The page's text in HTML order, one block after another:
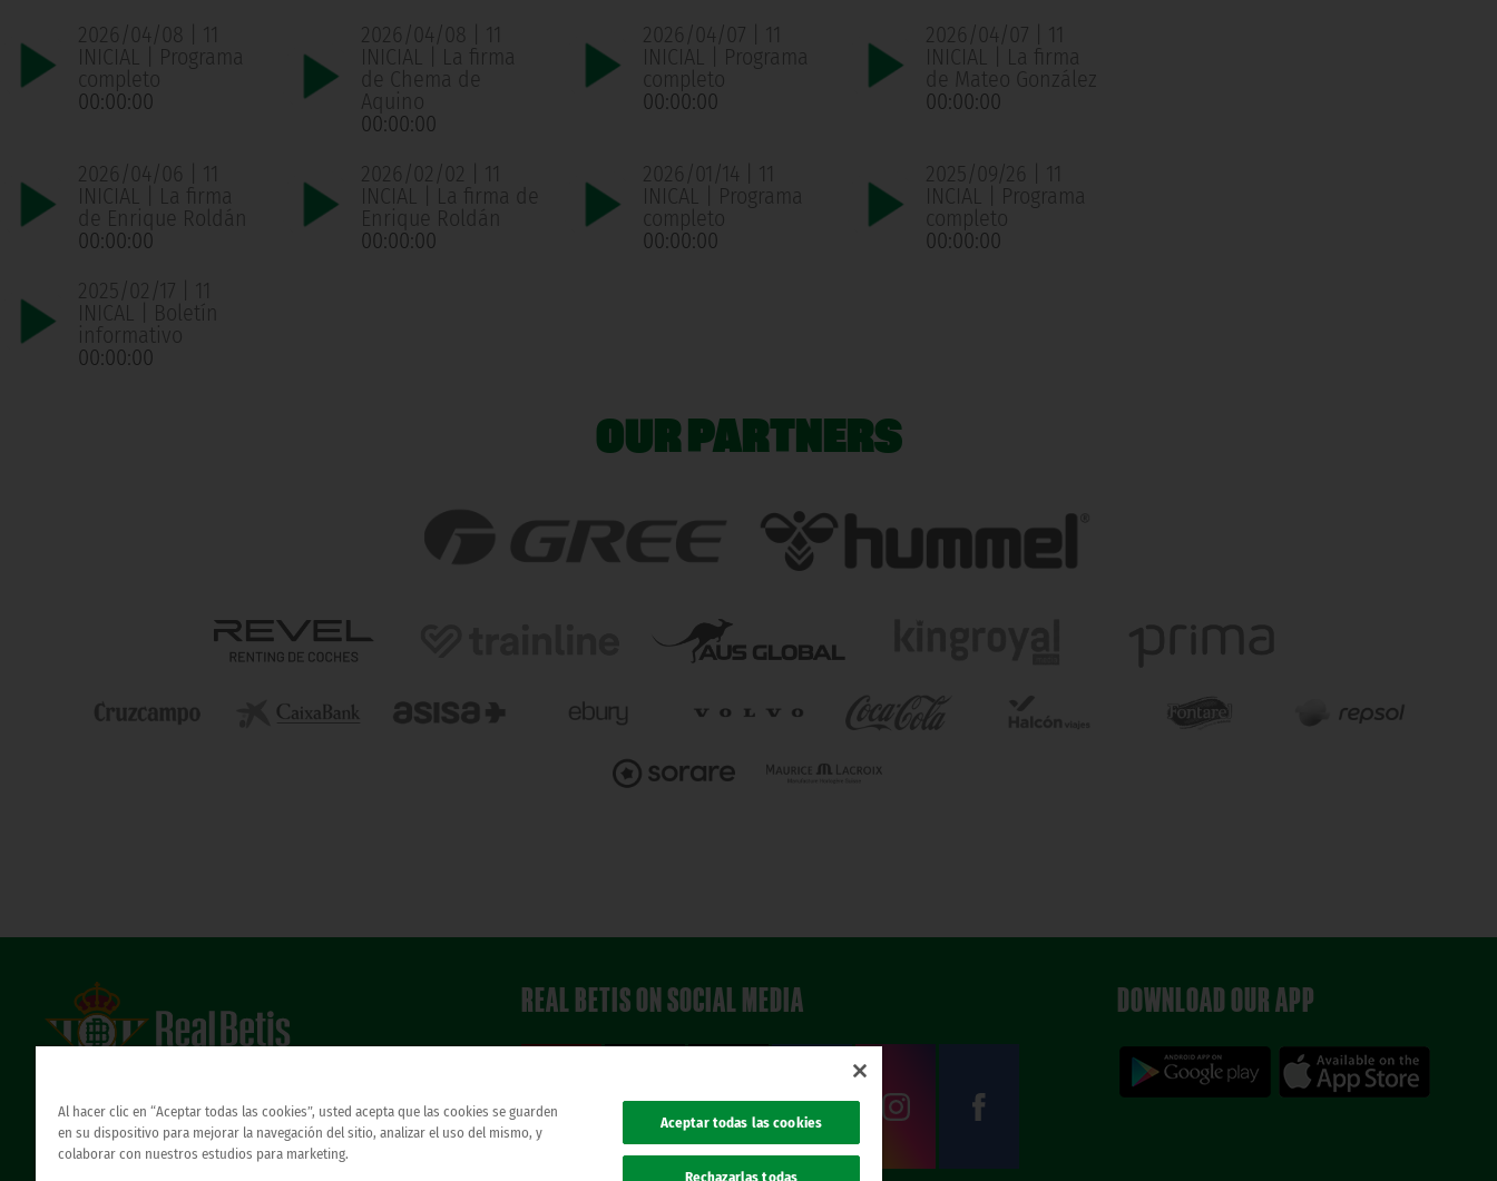
2026/04/08 | 11
INICIAL | Programa
completo
00:00:00
2026/04/08 | 11
INICIAL | La firma
de Chema de
Aquino
00:00:00
2026/04/07 | 11
INICIAL | Programa
completo
00:00:00
2026/04/07 | 11
INICIAL | La firma
de Mateo González
00:00:00
2026/04/06 | 11
INICIAL | La firma
de Enrique Roldán
00:00:00
2026/02/02 | 11
INCIAL | La firma de
Enrique Roldán
00:00:00
2026/01/14 | 11
INICAL | Programa
completo
00:00:00
2025/09/26 | 11
INCIAL | Programa
completo
00:00:00
2025/02/17 | 11
INICAL | Boletín
informativo
00:00:00
OUR PARTNERS
Atención al Bético
REAL BETIS ON SOCIAL MEDIA DOWNLOAD OUR APP
Al hacer clic en “Aceptar todas las cookies”, usted acepta que las cookies se guarden
en su dispositivo para mejorar la navegación del sitio, analizar el uso del mismo, y
colaborar con nuestros estudios para marketing.
Aceptar todas las cookies
Rechazarlas todas